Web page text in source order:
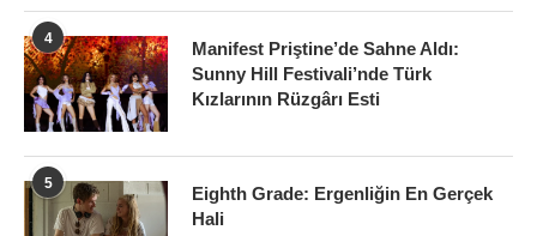
4
Manifest Priştine’de Sahne Aldı:
Sunny Hill Festivali’nde Türk
Kızlarının Rüzgârı Esti
5
Eighth Grade: Ergenliğin En Gerçek
Hali